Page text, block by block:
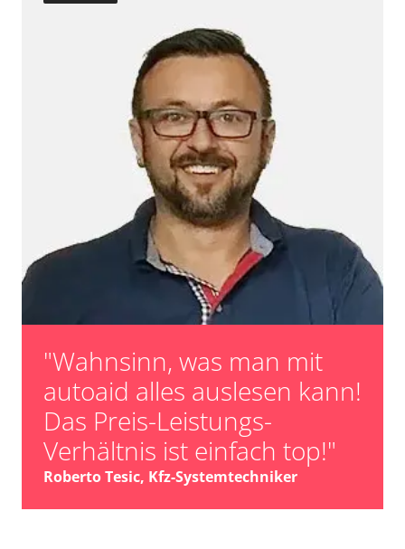
Türsteuergerät vorne links
Türsteuergerät vorne rechts
Untere Bedieneinheit
Wischersteuerung
Zentralelektronik
Verfügbarkeit abhängig von Modell, Motorisierung, Ausstattung
Steuergerät zurücksetzen
Turbolader Adaptionswerte zurücksetzen
Zurücksetzen der AGR Adaptionswerte
Verfügbarkeit abhängig von Modell, Motorisierung, Ausstattung
"Wahnsinn, was man mit
autoaid alles auslesen kann!
Das Preis-Leistungs-
Verhältnis ist einfach top!"
Roberto Tesic, Kfz-Systemtechniker